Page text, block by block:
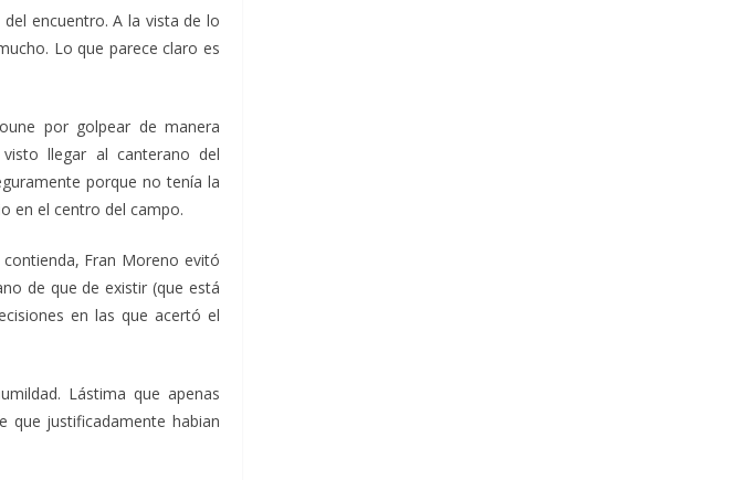
encuentro. A la vista de lo
Lo que parece claro es
por golpear de manera
llegar al canterano del
porque no tenía la
en el centro del campo.
Fran Moreno evitó
de que de existir (que está
en las que acertó el
Lástima que apenas
que justificadamente habian